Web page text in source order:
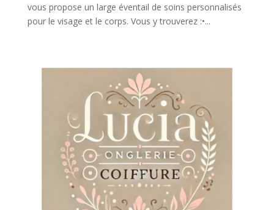
vous propose un large éventail de soins personnalisés
pour le visage et le corps. Vous y trouverez :•...